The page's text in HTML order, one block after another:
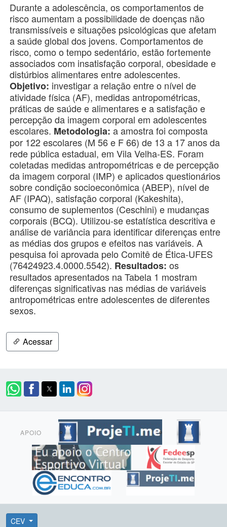
Durante a adolescência, os comportamentos de
risco aumentam a possibilidade de doenças não
transmissíveis e situações psicológicas que afetam
a saúde global dos jovens. Comportamentos de
risco, como o tempo sedentário, estão fortemente
associados com insatisfação corporal, obesidade e
distúrbios alimentares entre adolescentes.
Objetivo: investigar a relação entre o nível de
atividade física (AF), medidas antropométricas,
práticas de saúde e alimentares e a satisfação e
percepção da imagem corporal em adolescentes
escolares. Metodologia: a amostra foi composta
por 122 escolares (M 56 e F 66) de 13 a 17 anos da
rede pública estadual, em Vila Velha-ES. Foram
coletadas medidas antropométricas e de percepção
da imagem corporal (IMP) e aplicados questionários
sobre condição socioeconômica (ABEP), nível de
AF (IPAQ), satisfação corporal (Kakeshita),
consumo de suplementos (Ceschini) e mudanças
corporais (BCQ). Utilizou-se estatística descritiva e
análise de variância para identificar diferenças entre
as médias dos grupos e efeitos nas variáveis. A
pesquisa foi aprovada pelo Comitê de Ética-UFES
(76424923.4.0000.5542). Resultados: os
resultados apresentados na Tabela 1 mostram
diferenças significativas nas médias de variáveis
antropométricas entre adolescentes de diferentes
sexos.
Acessar
APOIO
CEV